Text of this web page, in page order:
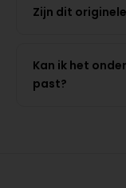
Zijn dit
Kan ik het
past?